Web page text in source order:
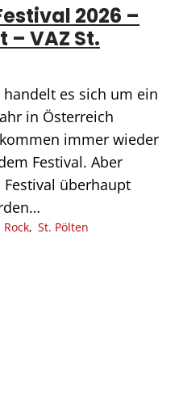
2026 –
– VAZ St.
handelt es sich um ein
in Österreich
immer wieder
Festival. Aber
überhaupt
Rock, St. Pölten